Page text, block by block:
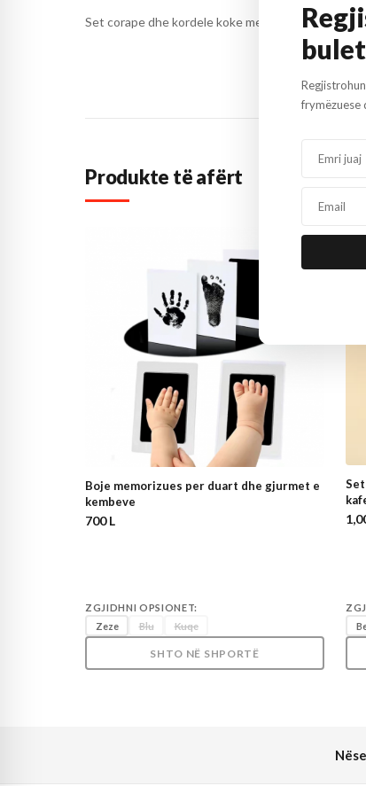
Set corape dhe kordele koke me punim tantelle
Produkte të afërt
Boje memorizues per duart dhe gjurmet e
kembeve
700 L
ZGJIDHNI OPSIONET:
Zeze
Blu Kuqe
SHTO NË SHPORTË
frymëzuese